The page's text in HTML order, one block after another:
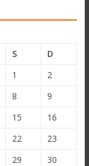
S
D
1
2
8
9
15
16
22
23
29
30